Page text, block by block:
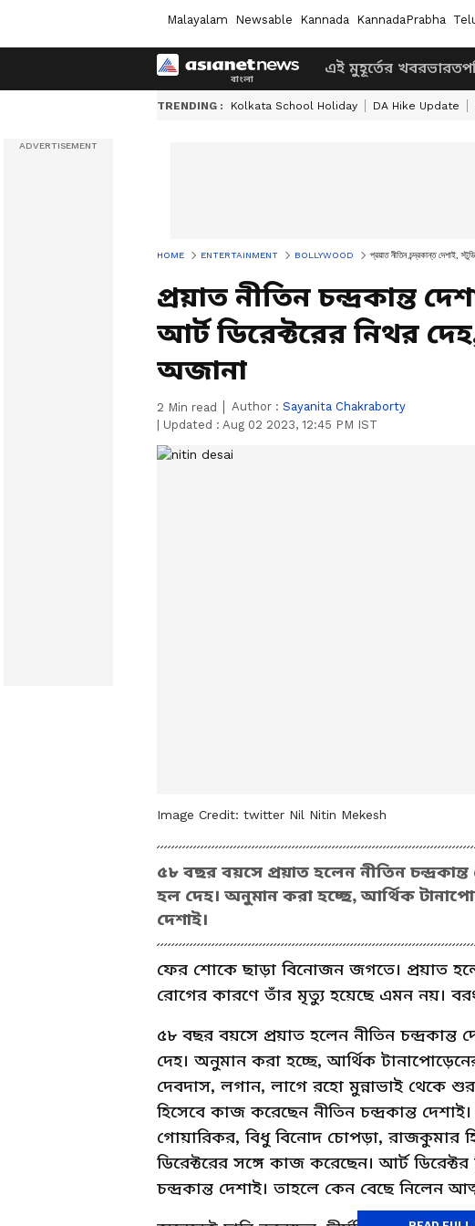
Malayalam Newsable Kannada KannadaPrabha
এই মুহূর্তের খবরভারত
TRENDING : Kolkata School Holiday DA Hike Update
HOME ENTERTAINMENT BOLLYWOOD প্রয়াত নীতিন চন্দ্রকান্ত দেশাই,
প্রয়াত নীতিন চন্দ্রকান্ত
আর্ট ডিরেক্টরের নিথর
অজানা
2 Min read Author : Sayanita Chakraborty
Updated : Aug 02 2023, 12:45 PM IST
Image Credit: twitter Nil Nitin Mekesh
৫৮ বছর বয়সে প্রয়াত হলেন নীতিন
হল দেহ। অনুমান করা হচ্ছে, আর্থিক
দেশাই।
ফের শোকে ছাড়া বিনোজন জগতে। প্রয়াত
রোগের কারণে তাঁর মৃত্যু হয়েছে এমন নয়।
৫৮ বছর বয়সে প্রয়াত হলেন নীতিন চন্দ্রকান্ত
দেহ। অনুমান করা হচ্ছে, আর্থিক
দেবদাস, লগান, লাগে রহো মুন্নাভাই থেকে
হিসেবে কাজ করেছেন নীতিন চন্দ্রকান্ত
গোয়ারিকর, বিধু বিনোদ চোপড়া, রাজকুমার
ডিরেক্টরের সঙ্গে কাজ করেছেন। আর্ট
চন্দ্রকান্ত দেশাই। তাহলে কেন বেছে নিলেন